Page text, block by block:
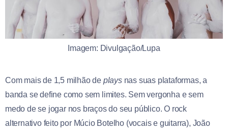
Imagem: Divulgação/Lupa
Com mais de 1,5 milhão de playsnas suas plataformas, a
banda se define como sem limites. Sem vergonha e sem
medo de se jogar nos braços do seu público. O rock
alternativo feito por Múcio Botelho (vocais e guitarra), João